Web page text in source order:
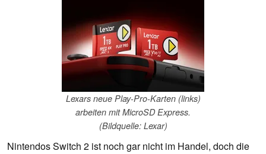
Lexars neue Play-Pro-Karten (links)
arbeiten mit MicroSD Express.
(Bildquelle: Lexar)
Nintendos Switch 2 ist noch gar nicht im Handel, doch die